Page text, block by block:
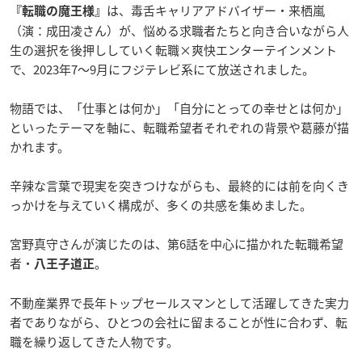
『転職の魔王様』 は、毒舌キャリアアドバイザー・来栖嵐
（演：成田凌さん）が、悩める求職者たちと向き合いながら人
生の選択を後押ししていく転職×爽快エンターテインメント
で、2023年7～9月にフジテレビ系にて放送されました。
物語では、「仕事とは何か」「自分にとっての幸せとは何か」
といったテーマを軸に、転職希望者それぞれの背景や葛藤が描
かれます。
辛辣な言葉で現実を突きつけながらも、最終的には前を向くき
っかけを与えていく構成が、多くの共感を集めました。
宮野真守さんが演じたのは、第6話を中心に描かれた転職希望
者・ 八王子道正。
不動産業界で長年トップセールスマンとして活躍してきた実力
者でありながら、ひとつの会社に留まることが性に合わず、転
職を繰り返してきた人物です。